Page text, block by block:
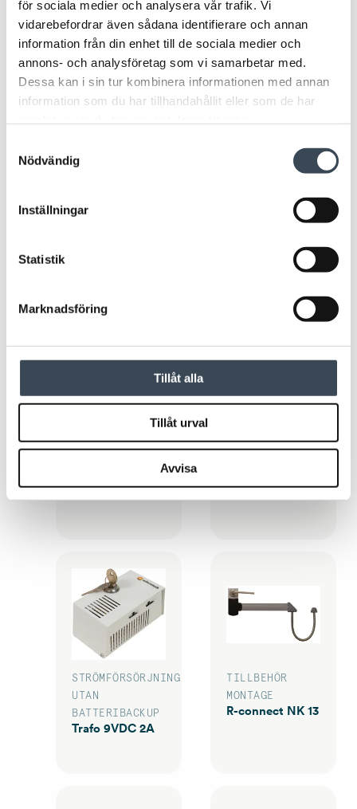
för sociala medier och analysera vår trafik. Vi
vidarebefordrar även sådana identifierare och annan
information från din enhet till de sociala medier och
annons- och analysföretag som vi samarbetar med.
Dessa kan i sin tur kombinera informationen med annan
information som du har tillhandahållit eller som de har
Nödvändig
Inställningar
Statistik
Marknadsföring
Tillåt alla
Tillåt urval
Avvisa
Distansplåt utsida
TILLBEHÖR
Tillbehörspåse Vredplugg Nokey Gen2
TILLBEHÖR
Tillbehörspåse Plugg cylinderhål Nokey Gen2
TILLBEHÖR
STRÖMFÖRSÖRJNING
UTAN
BATTERIBACKUP
Trafo 9VDC 2A
TILLBEHÖR
MONTAGE
R-connect NK 13